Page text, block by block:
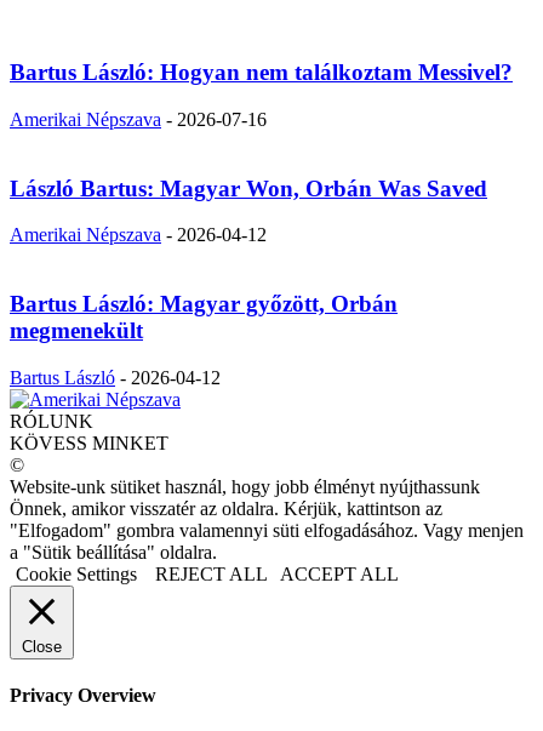
Bartus László: Hogyan nem találkoztam Messivel?
Amerikai Népszava - 2026-07-16
László Bartus: Magyar Won, Orbán Was Saved
Amerikai Népszava - 2026-04-12
Bartus László: Magyar győzött, Orbán
megmenekült
Bartus László - 2026-04-12
RÓLUNK
KÖVESS MINKET
©
Website-unk sütiket használ, hogy jobb élményt nyújthassunk
Önnek, amikor visszatér az oldalra. Kérjük, kattintson az
"Elfogadom" gombra valamennyi süti elfogadásához. Vagy menjen
a "Sütik beállítása" oldalra.
Cookie Settings
REJECT ALL ACCEPT ALL
Close
Privacy Overview